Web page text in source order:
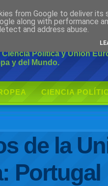
Política y Unión
y del Mundo.
CIENCIA
de la
Portugal
from Google to deliver its
along with performance
and address abuse.